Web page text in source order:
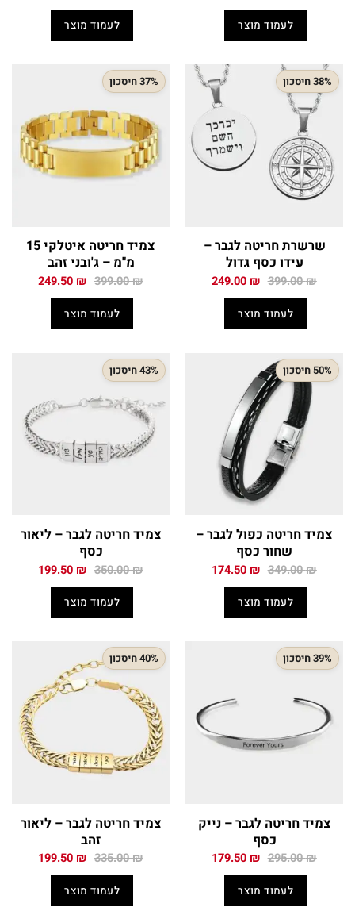
325.00 ₪.
לעמוד מוצר 325.00 ₪.
לעמוד מוצר
38% חיסכון
שרשרת חריטה לגבר –
עידו כסף גדול
399.00₪ המחיר
399.00 ₪.
249.00 ₪ המחיר
לעמוד מוצר
37% חיסכון
צמיד חריטה איטלקי 15
מ"מ – ג'ובני זהב
399.00₪ המחיר
399.00 ₪.
249.50 ₪ המחיר
לעמוד מוצר
50% חיסכון
צמיד חריטה כפול לגבר –
שחור כסף
349.00₪ המחיר
349.00 ₪.
174.50 ₪ המחיר
לעמוד מוצר
43% חיסכון
צמיד חריטה לגבר – ליאור
כסף
350.00₪ המחיר
350.00 ₪.
199.50 ₪ המחיר
לעמוד מוצר
39% חיסכון
צמיד חריטה לגבר – נייק
כסף
295.00₪ המחיר
295.00 ₪.
179.50 ₪ המחיר
לעמוד מוצר
40% חיסכון
צמיד חריטה לגבר – ליאור
זהב
335.00₪ המחיר
335.00 ₪.
199.50 ₪ המחיר
לעמוד מוצר